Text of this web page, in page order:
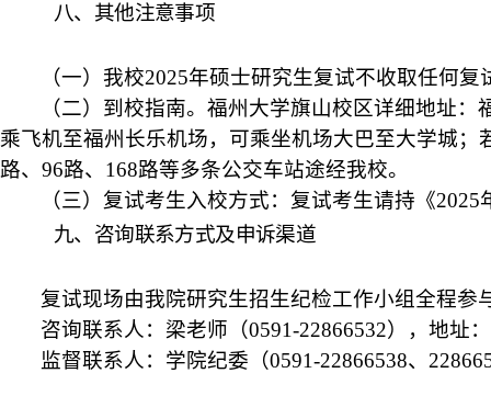
八、其他注意事项
（一）我校2025年硕士研究生复试不收取任何复
（二）到校指南。福州大学旗山校区详细地址
乘飞机至福州长乐机场，可乘坐机场大巴至大学城
路、96路、168路等多条公交车站途经我校。
（三）复试考生入校方式：复试考生请持《2025
九、咨询联系方式及申诉渠道
复试现场由我院研究生招生纪检工作小组全程
咨询联系人：梁老师（0591-22866532），地址
监督联系人：学院纪委（0591-22866538、